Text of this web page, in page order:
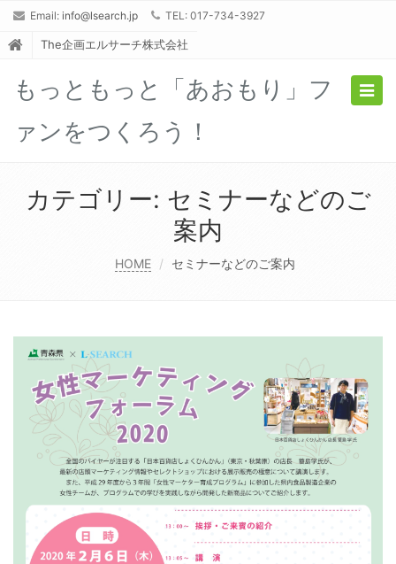
Email: info@lsearch.jp TEL: 017-734-3927
The企画エルサーチ株式会社
もっともっと「あおもり」フ
ァンをつくろう！
カテゴリー: セミナーなどのご
案内
HOME セミナーなどのご案内